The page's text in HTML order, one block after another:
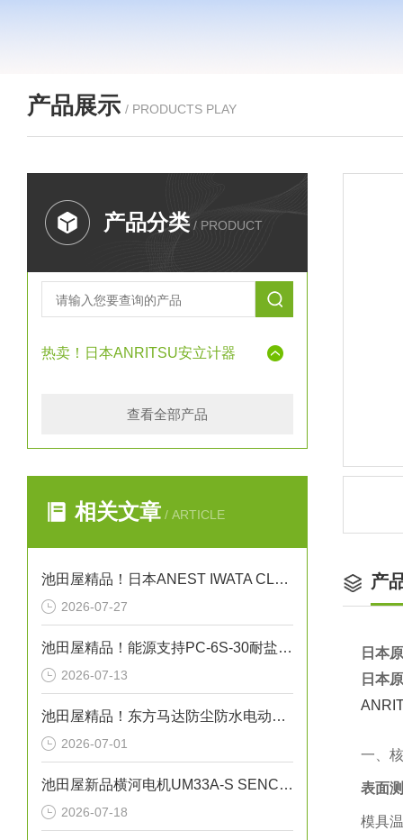
产品展示 / PRODUCTS PLAY
产品分类 / PRODUCT
热卖！日本ANRITSU安立计器
查看全部产品
相关文章 / ARTICLE
池田屋精品！日本ANEST IWATA CLBS55E-30增压压缩机
2026-07-27
池田屋精品！能源支持PC-6S-30耐盐箱式高压断路器技术参数
2026-07-13
池田屋精品！东方马达防尘防水电动机 FPW425 参数介绍
2026-07-01
池田屋新品横河电机UM33A-S SENCOM指示计
2026-07-18
产
日本
日本
一、
表面
模具